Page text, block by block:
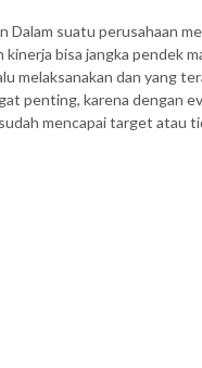
Dalam suatu perusahaan
bisa jangka pendek
melaksanakan dan yang
penting, karena dengan
mencapai target atau